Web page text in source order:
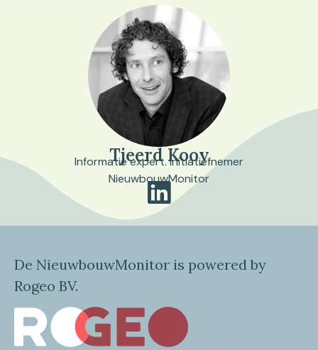
Tjeerd Kooy
Informatie expert. Initiatiefnemer
NieuwbouwMonitor
De NieuwbouwMonitor is powered by
Rogeo BV.